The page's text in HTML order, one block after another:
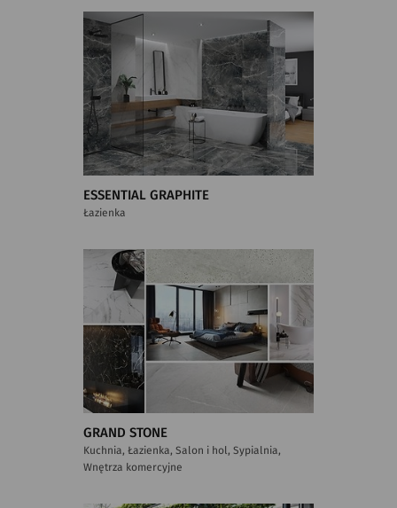
ESSENTIAL GRAPHITE
Łazienka
GRAND STONE
Kuchnia, Łazienka, Salon i hol, Sypialnia,
Wnętrza komercyjne